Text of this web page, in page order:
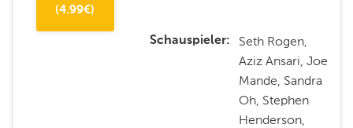
(4.99€)
Schauspieler
Seth Rogen,
Aziz Ansari, Joe
Mande, Sandra
Oh, Stephen
Henderson,